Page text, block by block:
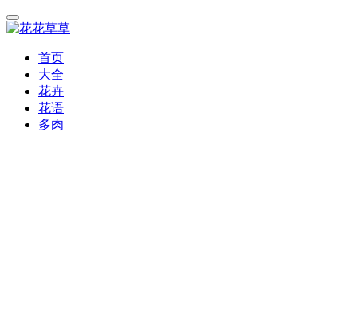
首页
大全
花卉
花语
多肉